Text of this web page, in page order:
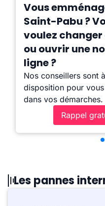
Vous
Saint-Pabu ?
voulez changer
ou ouvrir une
ligne ?
Nos conseillers sont
disposition pour
dans vos démarches.
Rappel
Les pannes